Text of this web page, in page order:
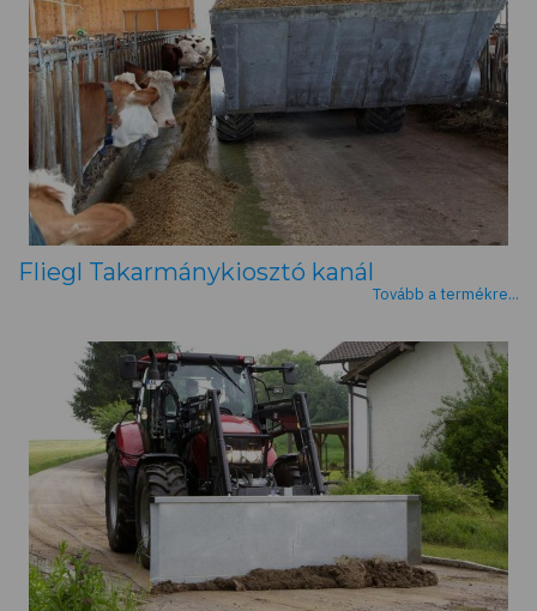
Fliegl Takarmánykiosztó kanál
Tovább a termékre...